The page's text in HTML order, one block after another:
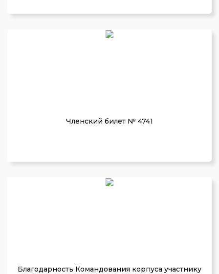
Членский билет № 4741
Благодарность Командования корпуса участнику